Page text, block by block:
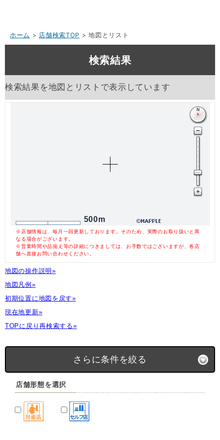
ホーム > 店舗検索TOP > 地図とリスト
検索結果
検索結果を地図とリストで表示しています
500m
※店舗情報は、毎月一回更新しております。そのため、実際のお取り扱いと異
なる場合がございます。
※営業時間や品揃え等の詳細につきましては、お手数ではございますが、各店
舗へ直接お問い合わせください。
地図の操作説明»
地図凡例»
初期位置に地図を戻す»
現在地更新»
TOPに戻り再検索する»
さらに条件を絞る
店舗形態を選択